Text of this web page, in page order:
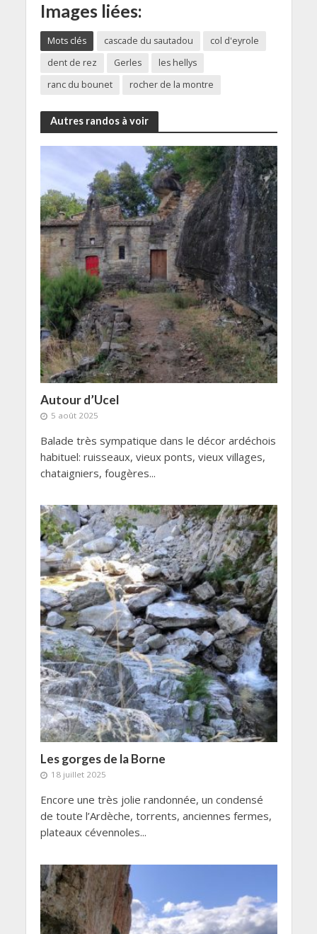
Images liées:
Mots clés cascade du sautadou
col d'eyrole
dent de rez
Gerles
les hellys
ranc du bounet
rocher de la montre
Autres randos à voir
Autour d’Ucel
5 août 2025
Balade très sympatique dans le décor ardéchois
habituel: ruisseaux, vieux ponts, vieux villages,
chataigniers, fougères...
Les gorges de la Borne
18 juillet 2025
Encore une très jolie randonnée, un condensé
de toute l’Ardèche, torrents, anciennes fermes,
plateaux cévennoles...